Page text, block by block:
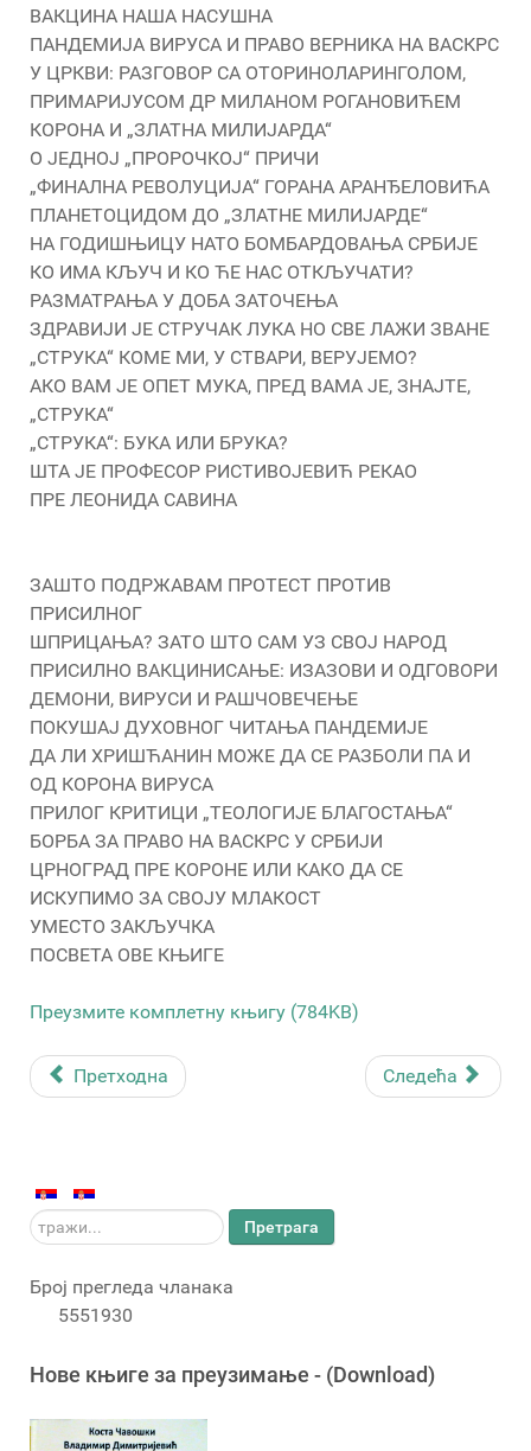
ВАКЦИНА НАША НАСУШНА
ПАНДЕМИЈА ВИРУСА И ПРАВО ВЕРНИКА НА ВАСКРС
У ЦРКВИ: РАЗГОВОР СА ОТОРИНОЛАРИНГОЛОМ,
ПРИМАРИЈУСОМ ДР МИЛАНОМ РОГАНОВИЋЕМ
КОРОНА И „ЗЛАТНА МИЛИЈАРДА“
О ЈЕДНОЈ „ПРОРОЧКОЈ“ ПРИЧИ
„ФИНАЛНА РЕВОЛУЦИЈА“ ГОРАНА АРАНЂЕЛОВИЋА
ПЛАНЕТОЦИДОМ ДО „ЗЛАТНЕ МИЛИЈАРДЕ“
НА ГОДИШЊИЦУ НАТО БОМБАРДОВАЊА СРБИЈЕ
КО ИМА КЉУЧ И КО ЋЕ НАС ОТКЉУЧАТИ?
РАЗМАТРАЊА У ДОБА ЗАТОЧЕЊА
ЗДРАВИЈИ ЈЕ СТРУЧАК ЛУКА НО СВЕ ЛАЖИ ЗВАНЕ
„СТРУКА“ КОМЕ МИ, У СТВАРИ, ВЕРУЈЕМО?
АКО ВАМ ЈЕ ОПЕТ МУКА, ПРЕД ВАМА ЈЕ, ЗНАЈТЕ,
„СТРУКА“
„СТРУКА“: БУКА ИЛИ БРУКА?
ШТА ЈЕ ПРОФЕСОР РИСТИВОЈЕВИЋ РЕКАО
ПРЕ ЛЕОНИДА САВИНА
ЗАШТО ПОДРЖАВАМ ПРОТЕСТ ПРОТИВ
ПРИСИЛНОГ
ШПРИЦАЊА? ЗАТО ШТО САМ УЗ СВОЈ НАРОД
ПРИСИЛНО ВАКЦИНИСАЊЕ: ИЗАЗОВИ И ОДГОВОРИ
ДЕМОНИ, ВИРУСИ И РАШЧОВЕЧЕЊЕ
ПОКУШАЈ ДУХОВНОГ ЧИТАЊА ПАНДЕМИЈЕ
ДА ЛИ ХРИШЋАНИН МОЖЕ ДА СЕ РАЗБОЛИ ПА И
ОД КОРОНА ВИРУСА
ПРИЛОГ КРИТИЦИ „ТЕОЛОГИЈЕ БЛАГОСТАЊА“
БОРБА ЗА ПРАВО НА ВАСКРС У СРБИЈИ
ЦРНОГРАД ПРЕ КОРОНЕ ИЛИ КАКО ДА СЕ
ИСКУПИМО ЗА СВОЈУ МЛАКОСТ
УМЕСТО ЗАКЉУЧКА
ПОСВЕТА ОВЕ КЊИГЕ
Преузмите комплетну књигу (784KB)
Претходна Следећа
тражи... Претрага
Број прегледа чланака
5551930
Новe књигe за преузимање - (Download)